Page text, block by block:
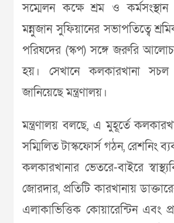
সম্মেলন কক্ষে শ্রম ও কর্মসংস্থান
মন্নুজান সুফিয়ানের সভাপতিত্বে
পরিষদের (স্কপ) সঙ্গে জরুরি
হয়। সেখানে কলকারখানা সচল
জানিয়েছে মন্ত্রণালয়।
মন্ত্রণালয় বলছে, এ মুহূর্তে
সম্মিলিত টাস্কফোর্স গঠন, রেশনিং
কলকারখানার ভেতরে-বাইরে
জোরদার, প্রতিটি কারখানায়
এলাকাভিত্তিক কোয়ারেন্টিন এবং